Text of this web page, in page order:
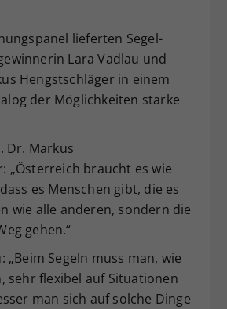
lieferten Segel-
Lara Vadlau und
Hengstschläger in einem
der Möglichkeiten starke
Dr. Markus
„Österreich braucht es wie
es Menschen gibt, die es
wie alle anderen, sondern die
gehen.“
„Beim Segeln muss man, wie
sehr flexibel auf Situationen
man sich auf solche Dinge